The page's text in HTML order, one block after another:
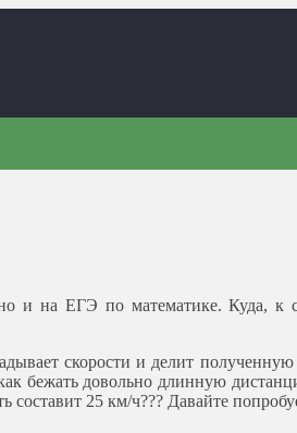
и на ЕГЭ по математике. Куда, к
скорости и делит
бежать довольно длинную
25 км/ч??? Давайте